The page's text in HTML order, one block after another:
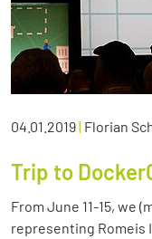
04.01.2019| Florian
Trip to
From June 11-15, we
representing Romeis